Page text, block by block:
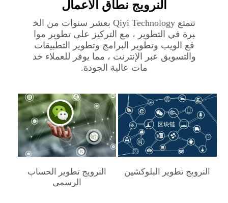
النرويج‎ نطاق الأعمال
تتمتع Qiyi Technology بعشر سنوات من الخ
برة في التطوير ، مع التركيز على تطوير موا
قع الويب وتطوير البرامج وتطوير التطبيقات
والتسويق عبر الإنترنت ، مما يوفر للعملاء خد
مات عالية الجودة.
النرويج‎ تطوير البلوكشين
النرويج‎ تطوير الحساب
الرسمي